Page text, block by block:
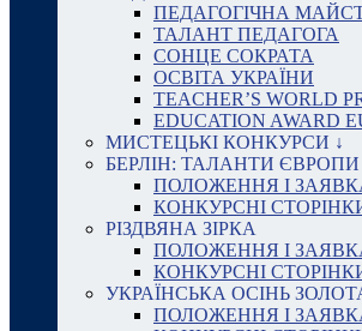
ПЕДАГОГІЧНА
ТАЛАНТ ПЕДАГОГА
СОНЦЕ СОКРАТА
ОСВІТА УКРАЇНИ
TEACHER’S WORLD
EDUCATION AWARD
МИСТЕЦЬКІ КОНКУРСИ ↓
БЕРЛІН: ТАЛАНТИ ЄВРОПИ
ПОЛОЖЕННЯ І
КОНКУРСНІ
РІЗДВЯНА ЗІРКА
ПОЛОЖЕННЯ І
КОНКУРСНІ
УКРАЇНСЬКА ОСІНЬ
ПОЛОЖЕННЯ І